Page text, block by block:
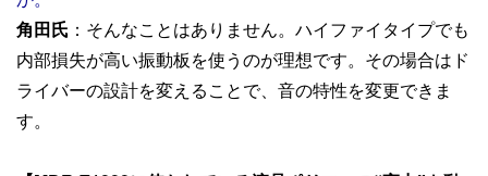
角田氏 ：そんなことはありません。ハイファイタイプでも
内部損失が高い振動板を使うのが理想です。その場合はド
ライバーの設計を変えることで、音の特性を変更できま
す。